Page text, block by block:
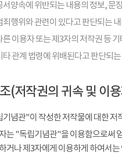
서양속에 위반되는 내용의 정보, 문
죄행위와 관련이 있다고 판단되는
른 이용자 또는 제3자의 저작권 등
타 관계 법령에 위배된다고 판단되
(저작권의 귀속 및 이
기념관"이 작성한 저작물에 대한
는 "독립기념관"을 이용함으로써
거나 제3자에게 이용하게 하여서는